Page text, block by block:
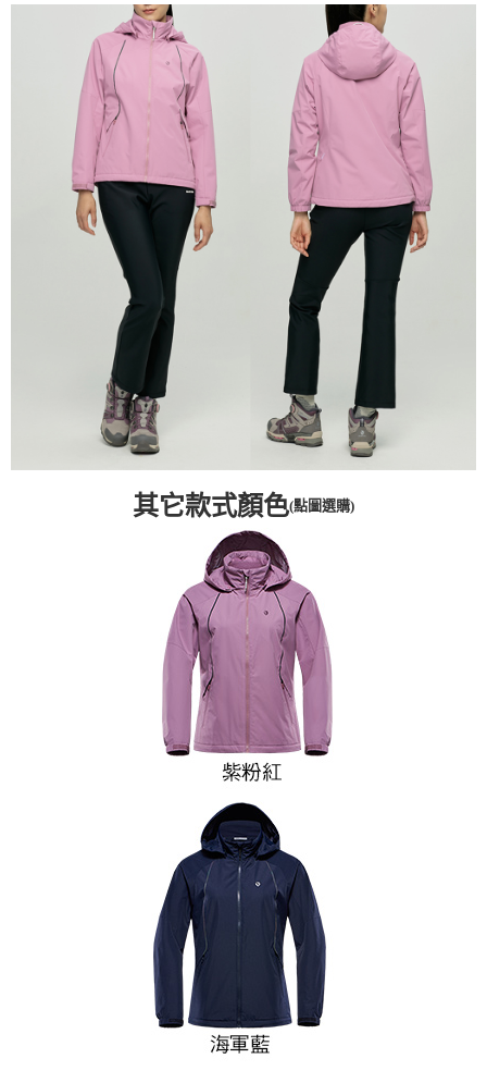
其它款式顏色(點圖選購)